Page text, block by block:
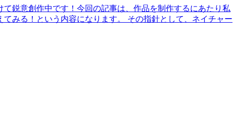
鋭意創作中です！今回の記事は、作品を制作するにあたり私
みる！という内容になります。 その指針として、ネイチャー